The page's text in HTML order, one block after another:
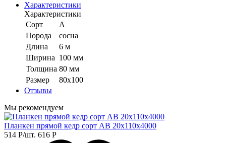
Характеристики
Характеристики
Сорт
А
Порода
сосна
Длина
6 м
Ширина 100 мм
Толщина 80 мм
Размер
80х100
Отзывы
Мы рекомендуем
Планкен прямой кедр сорт АB 20х110х4000
514 Р/шт. 616 Р